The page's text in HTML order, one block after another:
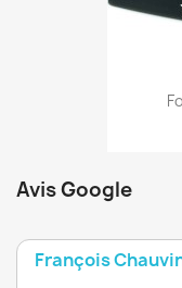
Avis Google
François